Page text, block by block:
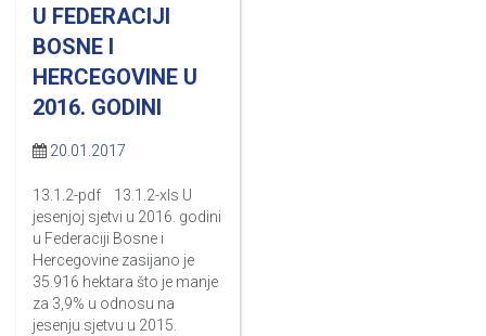
U FEDERACIJI
BOSNE I
HERCEGOVINE U
2016. GODINI
20.01.2017
13.1.2-pdf 13.1.2-xls U
jesenjoj sjetvi u 2016. godini
u Federaciji Bosne i
Hercegovine zasijano je
35.916 hektara što je manje
za 3,9% u odnosu na
jesenju sjetvu u 2015.